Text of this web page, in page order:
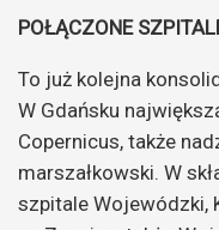
POŁĄCZONE
To już kolejna
W Gdańsku
Copernicus, także
marszałkowski. W
szpitale Wojewódzki,